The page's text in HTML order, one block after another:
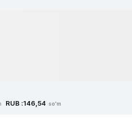
RUB :146,54 so'm